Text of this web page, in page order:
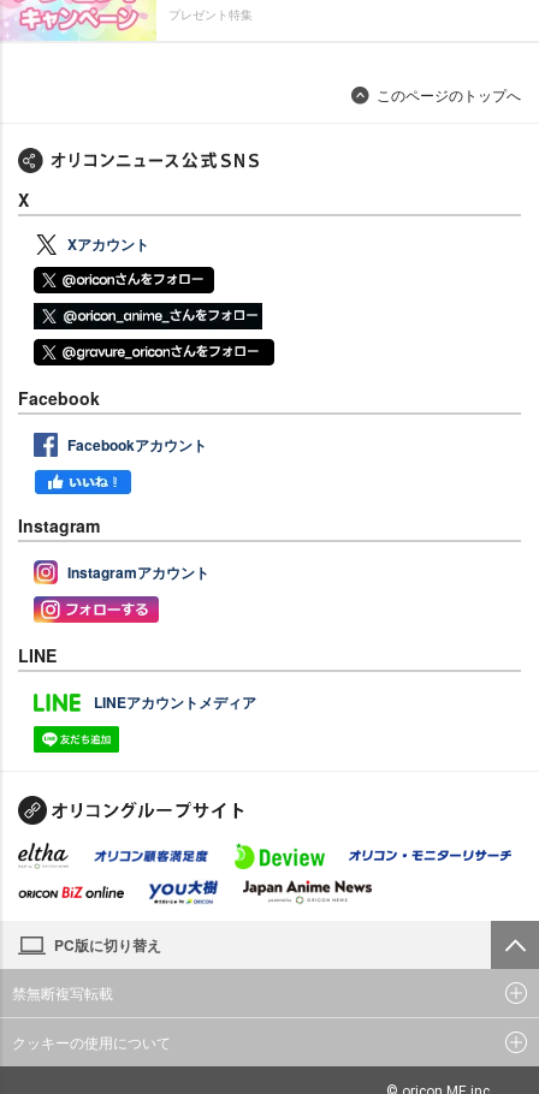
プレゼント特集
このページのトップへ
X
Xアカウント
Facebook
Facebookアカウント
Instagram
Instagramアカウント
LINE
LINEアカウントメディア
PC版に切り替え
禁無断複写転載
クッキーの使用について